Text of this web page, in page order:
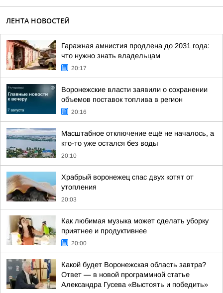
ЛЕНТА НОВОСТЕЙ
Гаражная амнистия продлена до 2031 года:
что нужно знать владельцам
20:17
Воронежские власти заявили о сохранении
объемов поставок топлива в регион
20:16
Масштабное отключение ещё не началось, а
кто-то уже остался без воды
20:10
Храбрый воронежец спас двух котят от
утопления
20:03
Как любимая музыка может сделать уборку
приятнее и продуктивнее
20:00
Какой будет Воронежская область завтра?
Ответ — в новой программной статье
Александра Гусева «Выстоять и победить»